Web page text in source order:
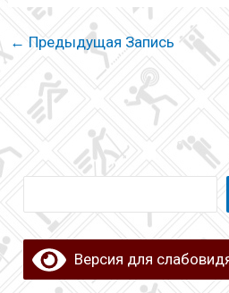
← Предыдущая Запись
Версия для